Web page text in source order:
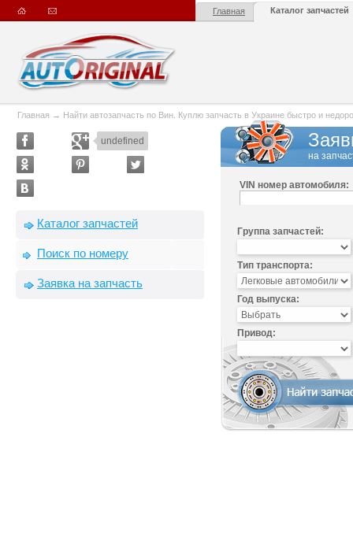
Главная Каталог запчастей
Главная → Найти автозапчасть по Вин. Куплю запчасть в Украине быстро и
undefined
Каталог запчастей
Поиск по номеру
Заявка на запчасть
на
VIN номер автомобиля:
Группа запчастей:
Тип транспорта:
Год выпуска:
Привод: